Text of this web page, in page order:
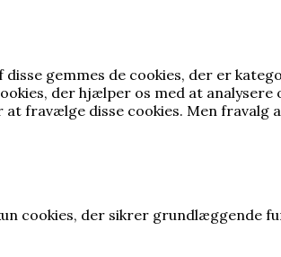
disse gemmes de cookies, der er
der hjælper os med at analysere
at fravælge disse cookies. Men fravalg
cookies, der sikrer grundlæggende